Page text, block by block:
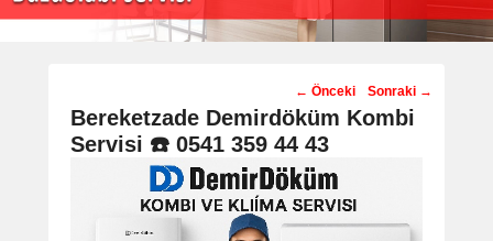
Post
navigation
← Önceki Sonraki →
Bereketzade Demirdöküm Kombi
Servisi ☎️ 0541 359 44 43